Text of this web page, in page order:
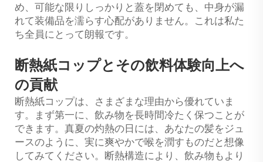
め、可能な限りしっかりと蓋を閉めても、中身が漏
れて装備品を濡らす心配がありません。これは私た
ち全員にとって朗報です。
断熱紙コップとその飲料体験向上へ
の貢献
断熱紙コップは、さまざまな理由から優れていま
す。まず第一に、飲み物を長時間冷たく保つことが
できます。真夏の灼熱の日には、あなたの髪をジュ
ースのように、実に爽やかで喉を潤すものだと想像
してみてください。断熱構造により、飲み物もより